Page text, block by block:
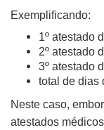
TRANSPARÊNCIA
CONTATO
Exemplificando:
1º atestado
2º atestado
3º atestado
total de dias
Neste caso,
atestados